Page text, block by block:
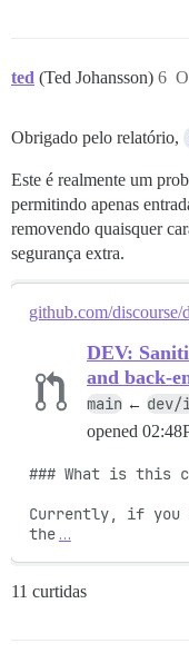
show_time_gap_days:
ted (Ted Johansson) 6
Obrigado pelo relatório,
Este é realmente um
permitindo apenas
removendo quaisquer
segurança extra.
github.com/discourse/
DEV:
and back-
main ←
opened
### What is this
Currently, if
the …
11 curtidas